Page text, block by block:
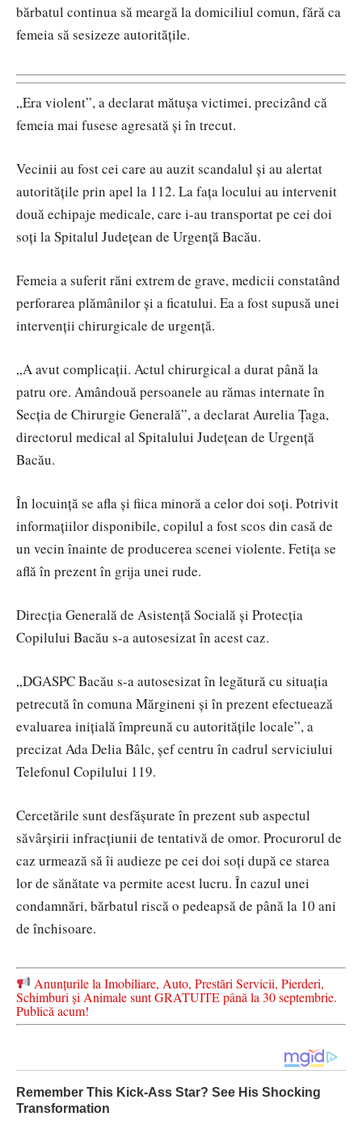
bărbatul continua să meargă la domiciliul comun, fără ca
femeia să sesizeze autoritățile.
„Era violent”, a declarat mătușa victimei, precizând că
femeia mai fusese agresată și în trecut.
Vecinii au fost cei care au auzit scandalul și au alertat
autoritățile prin apel la 112. La fața locului au intervenit
două echipaje medicale, care i-au transportat pe cei doi
soți la Spitalul Județean de Urgență Bacău.
Femeia a suferit răni extrem de grave, medicii constatând
perforarea plămânilor și a ficatului. Ea a fost supusă unei
intervenții chirurgicale de urgență.
„A avut complicații. Actul chirurgical a durat până la
patru ore. Amândouă persoanele au rămas internate în
Secția de Chirurgie Generală”, a declarat Aurelia Țaga,
directorul medical al Spitalului Județean de Urgență
Bacău.
În locuință se afla și fiica minoră a celor doi soți. Potrivit
informațiilor disponibile, copilul a fost scos din casă de
un vecin înainte de producerea scenei violente. Fetița se
află în prezent în grija unei rude.
Direcția Generală de Asistență Socială și Protecția
Copilului Bacău s-a autosesizat în acest caz.
„DGASPC Bacău s-a autosesizat în legătură cu situația
petrecută în comuna Mărgineni și în prezent efectuează
evaluarea inițială împreună cu autoritățile locale”, a
precizat Ada Delia Bâlc, șef centru în cadrul serviciului
Telefonul Copilului 119.
Cercetările sunt desfășurate în prezent sub aspectul
săvârșirii infracțiunii de tentativă de omor. Procurorul de
caz urmează să îi audieze pe cei doi soți după ce starea
lor de sănătate va permite acest lucru. În cazul unei
condamnări, bărbatul riscă o pedeapsă de până la 10 ani
de închisoare.
Anunțurile la Imobiliare, Auto, Prestări Servicii, Pierderi,
Schimburi și Animale sunt GRATUITE până la 30 septembrie.
Publică acum!